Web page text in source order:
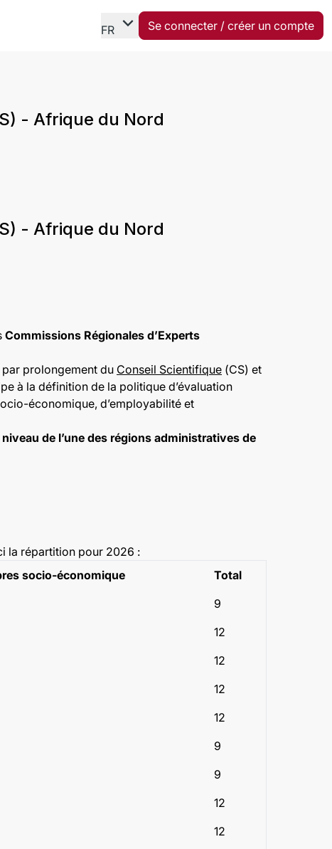
FR expand_more Se connecter / créer un compte
- Afrique du Nord
- Afrique du Nord
Commissions Régionales d’Experts
par prolongement du Conseil Scientifique (CS) et
à la définition de la politique d’évaluation
économique, d’employabilité et
de l’une des régions administratives de
la répartition pour 2026 :
socio-économique
Total
9
12
12
12
12
9
9
12
12